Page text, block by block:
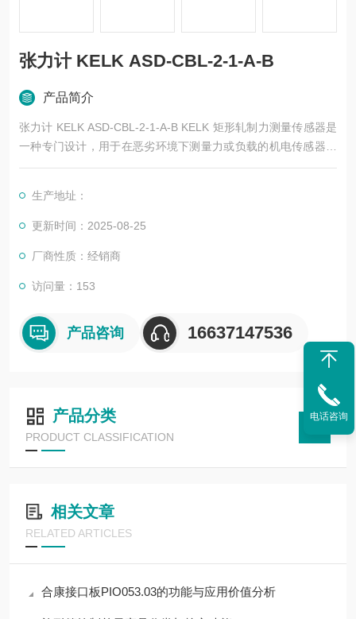
张力计 KELK ASD-CBL-2-1-A-B
产品简介
张力计 KELK ASD-CBL-2-1-A-B KELK 矩形轧制力测量传感器是
一种专门设计，用于在恶劣环境下测量力或负载的机电传感器它
们在金属轧机行业中的长期使用证明了它们在恶劣的操作条件和
元件，应变片允许使用直流励磁，以对力或负载的变化做出极确
性快的响应
生产地址：
更新时间：2025-08-25
厂商性质：经销商
访问量：153
产品咨询 16637147536
产品分类
PRODUCT CLASSIFICATION
相关文章
RELATED ARTICLES
合康接口板PIO053.03的功能与应用价值分析
电话咨询